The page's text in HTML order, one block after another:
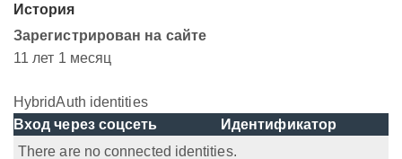
История
Зарегистрирован на сайте
11 лет 1 месяц
HybridAuth identities
Вход через соцсеть
Идентификатор
There are no connected identities.